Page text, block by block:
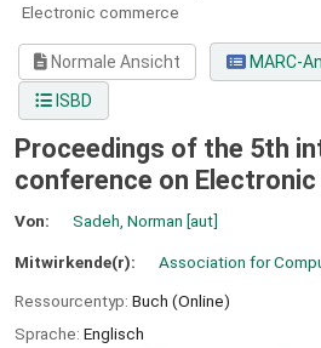
Electronic commerce
Normale Ansicht
MARC-
ISBD
Proceedings of the 5th
conference on
Von: Sadeh, Norman [aut]
Mitwirkende(r): Association for
Ressourcentyp: Buch (Online)
Sprache: Englisch